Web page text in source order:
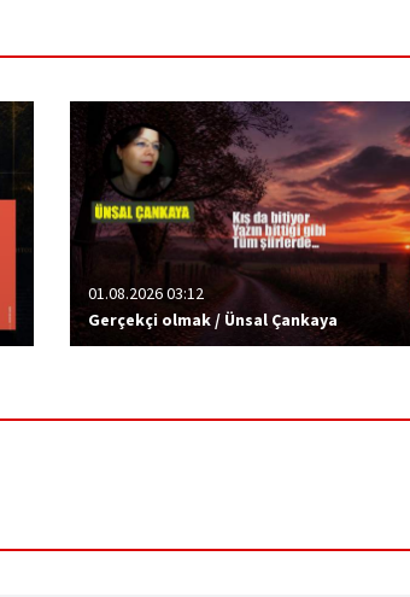
01.08.2026 03:12
Gerçekçi olmak / Ünsal Çankaya